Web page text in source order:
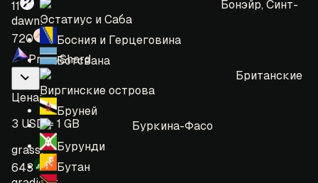
Бонэйр, Синт-
Эстатиус и Саба
Босния и Герцеговина
Ботсвана
Британские
Виргинские острова
Бруней
Буркина-Фасо
Бурунди
Бутан
11
dawn:
720
ProxyShard
Цена:
3 USD = 1 GB
grass:
643